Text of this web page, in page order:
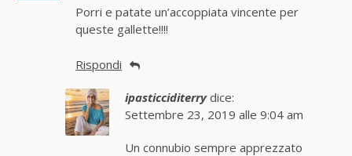
Porri e patate un’accoppiata vincente per
queste gallette!!!!
Rispondi
ipasticciditerry dice:
Settembre 23, 2019 alle 9:04 am
Un connubio sempre apprezzato